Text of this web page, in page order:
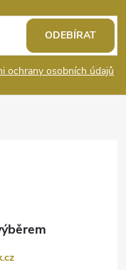
ochrany osobních údajů
ODEBÍRAT